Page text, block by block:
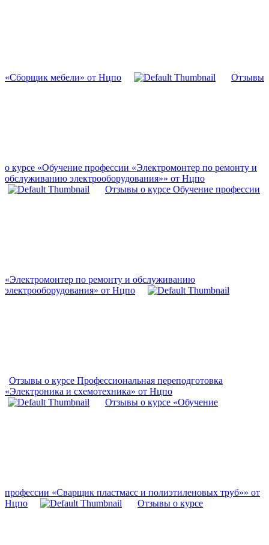
«Сборщик мебели» от Нцпо Отзывы
о курсе «Обучение профессии «Электромонтер по ремонту и
обслуживанию электрооборудования»» от Нцпо
Отзывы о курсе Обучение профессии
«Электромонтер по ремонту и обслуживанию
электрооборудования» от Нцпо
Отзывы о курсе Профессиональная переподготовка
«Электроника и схемотехника» от Нцпо
Отзывы о курсе «Обучение
профессии «Сварщик пластмасс и полиэтиленовых труб»» от
Нцпо
Отзывы о курсе